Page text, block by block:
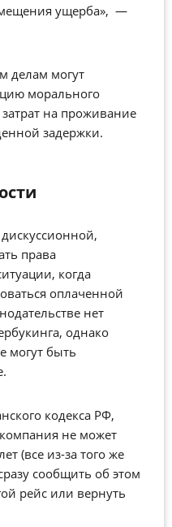
ущерба», —
делам могут
морального
на проживание
задержки.
права
когда
оплаченной
нет
однако
могут быть
кодекса РФ,
не может
(все из-за того же
сообщить об этом
рейс или вернуть